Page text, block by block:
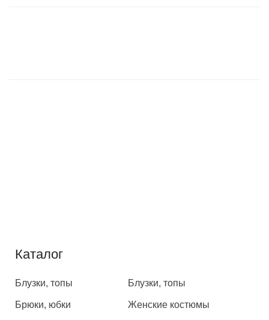
Каталог
Блузки, топы
Брюки, юбки
Блузки, топы
Женские костюмы